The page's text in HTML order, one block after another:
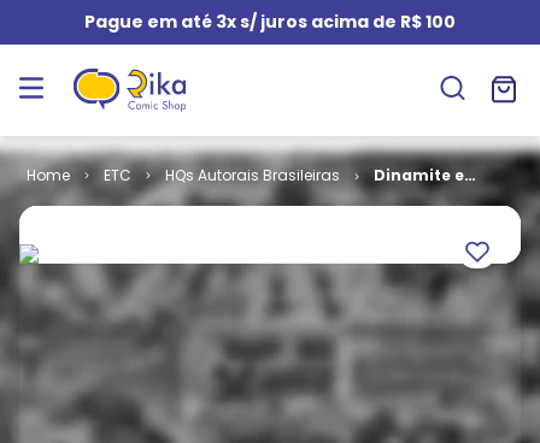
Pague em até 3x s/ juros acima de R$ 100
ETC HQs Autorais Brasileiras
Dinamite e
Raio Laser -